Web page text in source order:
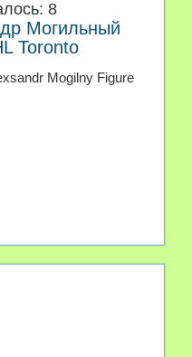
8
Могильный
Toronto
Mogilny Figure